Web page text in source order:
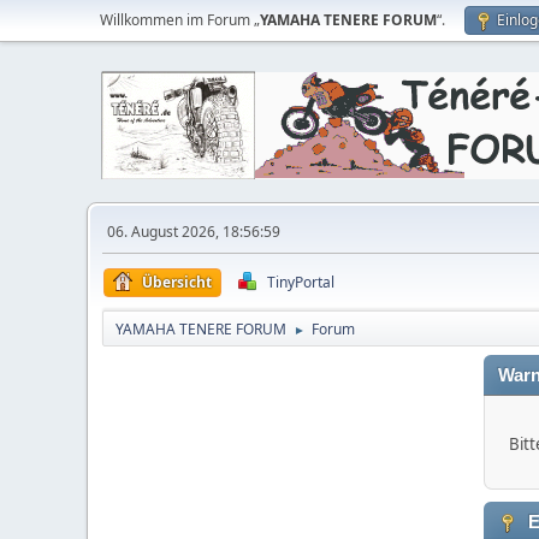
Willkommen im Forum „YAMAHA TENERE FORUM“.
06. August 2026, 18:56:59
Übersicht TinyPortal
YAMAHA TENERE FORUM ► Forum